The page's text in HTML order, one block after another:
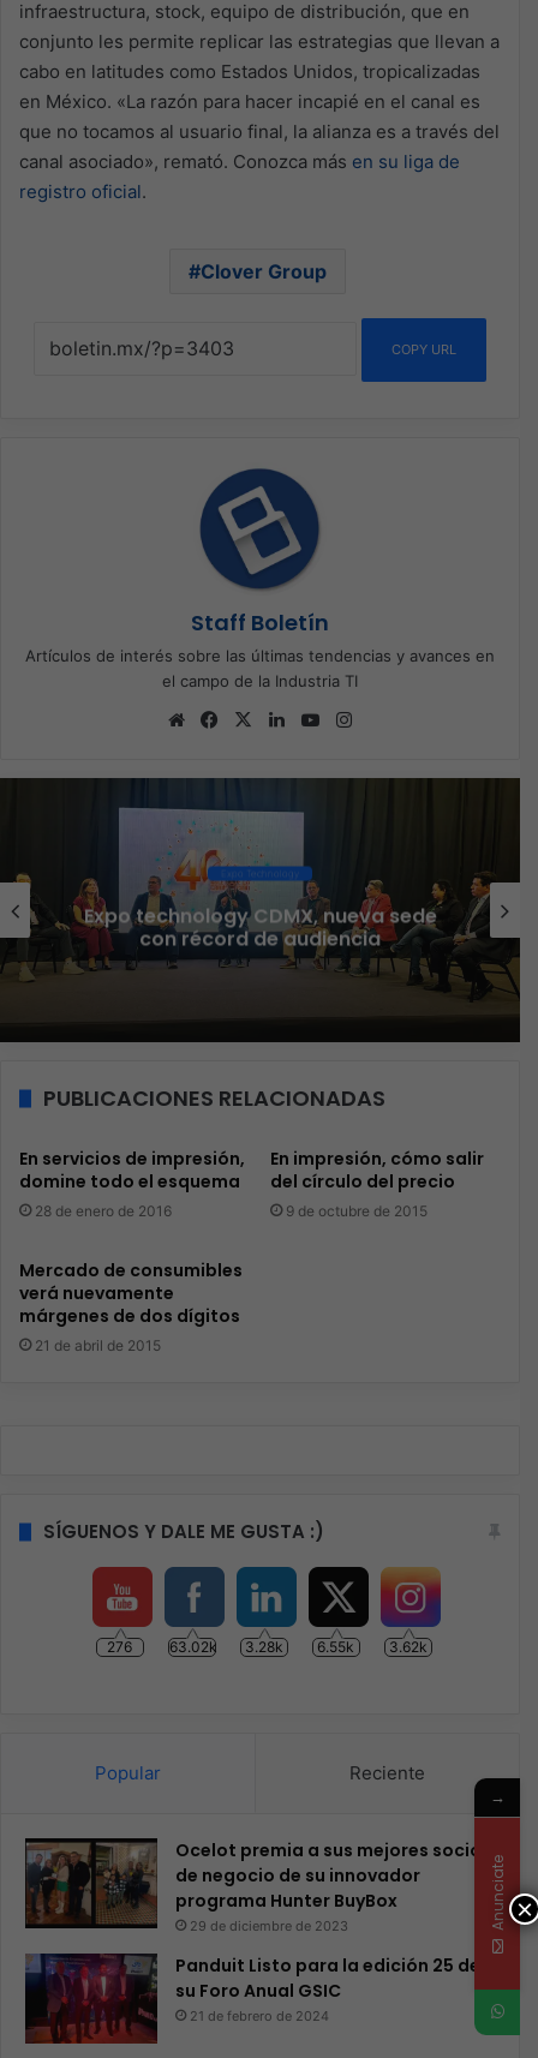
infraestructura, stock, equipo de distribución, que en
conjunto les permite replicar las estrategias que llevan a
cabo en latitudes como Estados Unidos, tropicalizadas
en México. «La razón para hacer incapié en el canal es
que no tocamos al usuario final, la alianza es a través del
canal asociado», remató. Conozca más en su liga de
registro oficial.
Clover Group
COPY URL
Staff Boletín
Artículos de interés sobre las últimas tendencias y avances en
el campo de la Industria TI
Sitio
Facebook
X LinkedInYouTube
Ciberseguridad
Veeam nombra a Fernando Zambrana
Country Manager para México
PUBLICACIONES RELACIONADAS
En servicios de impresión,
domine todo el esquema
28 de enero de 2016
En impresión, cómo salir
del círculo del precio
9 de octubre de 2015
Mercado de consumibles
verá nuevamente
márgenes de dos dígitos
21 de abril de 2015
SÍGUENOS Y DALE ME GUSTA :)
276 63.02k 3.28k 6.55k 3.62k
Popular Reciente
Ocelot premia a sus mejores socios
de negocio de su innovador
programa Hunter BuyBox
29 de diciembre de 2023
Panduit Listo para la edición 25 de
su Foro Anual GSIC
21 de febrero de 2024
×
→
Anunciate